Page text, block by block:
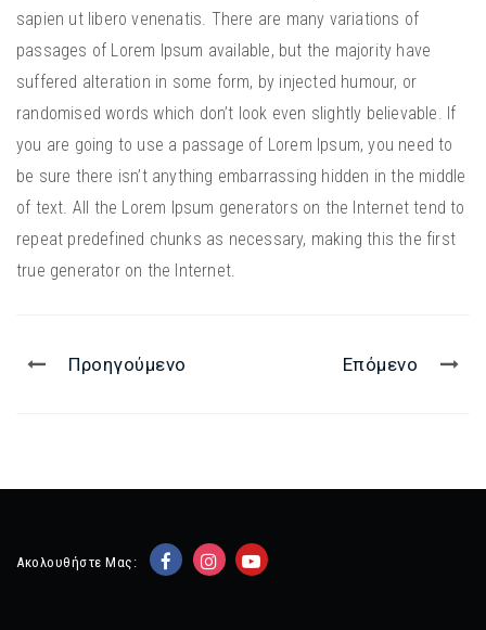
sapien ut libero venenatis. There are many variations of
passages of Lorem Ipsum available, but the majority have
suffered alteration in some form, by injected humour, or
randomised words which don’t look even slightly believable. If
you are going to use a passage of Lorem Ipsum, you need to
be sure there isn’t anything embarrassing hidden in the middle
of text. All the Lorem Ipsum generators on the Internet tend to
repeat predefined chunks as necessary, making this the first
true generator on the Internet.
Προηγούμενο Επόμενο
Ακολουθήστε Μας: